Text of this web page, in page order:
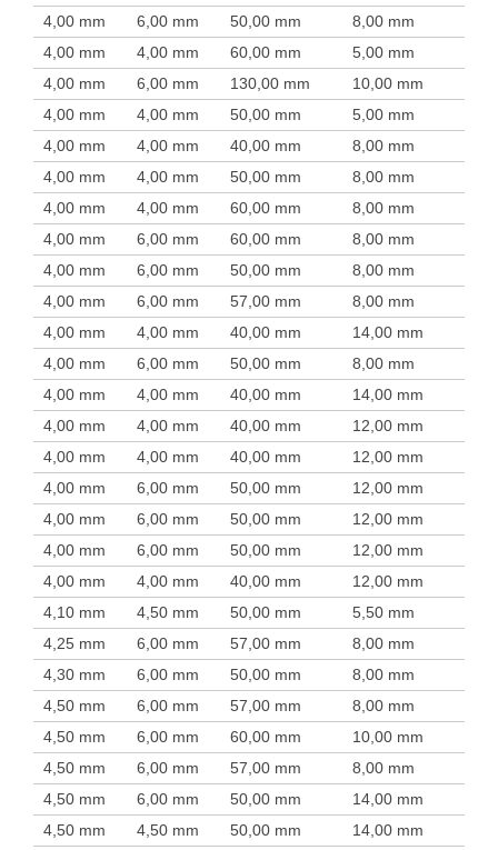
4,00 mm
6,00 mm 50,00 mm 8,00 mm
4,00 mm
4,00 mm 60,00 mm 5,00 mm
4,00 mm
6,00 mm 130,00 mm 10,00 mm
4,00 mm
4,00 mm 50,00 mm 5,00 mm
4,00 mm
4,00 mm 40,00 mm 8,00 mm
4,00 mm
4,00 mm 50,00 mm 8,00 mm
4,00 mm
4,00 mm 60,00 mm 8,00 mm
4,00 mm
6,00 mm 60,00 mm 8,00 mm
4,00 mm
6,00 mm 50,00 mm 8,00 mm
4,00 mm
6,00 mm 57,00 mm 8,00 mm
4,00 mm
4,00 mm 40,00 mm 14,00 mm
4,00 mm
6,00 mm 50,00 mm 8,00 mm
4,00 mm
4,00 mm 40,00 mm 14,00 mm
4,00 mm
4,00 mm 40,00 mm 12,00 mm
4,00 mm
4,00 mm 40,00 mm 12,00 mm
4,00 mm
6,00 mm 50,00 mm 12,00 mm
4,00 mm
6,00 mm 50,00 mm 12,00 mm
4,00 mm
6,00 mm 50,00 mm 12,00 mm
4,00 mm
4,00 mm 40,00 mm 12,00 mm
4,10 mm
4,50 mm 50,00 mm 5,50 mm
4,25 mm
6,00 mm 57,00 mm 8,00 mm
4,30 mm
6,00 mm 50,00 mm 8,00 mm
4,50 mm
6,00 mm 57,00 mm 8,00 mm
4,50 mm
6,00 mm 60,00 mm 10,00 mm
4,50 mm
6,00 mm 57,00 mm 8,00 mm
4,50 mm
6,00 mm 50,00 mm 14,00 mm
4,50 mm
4,50 mm 50,00 mm 14,00 mm